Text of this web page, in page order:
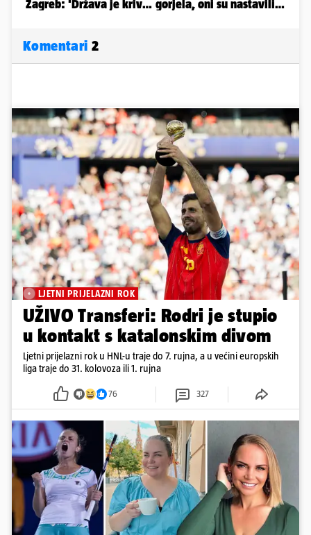
Komentari 2
LJETNI PRIJELAZNI ROK
UŽIVO Transferi: Rodri je stupio
u kontakt s katalonskim divom
Ljetni prijelazni rok u HNL-u traje do 7. rujna, a u većini europskih
liga traje do 31. kolovoza ili 1. rujna
76 327